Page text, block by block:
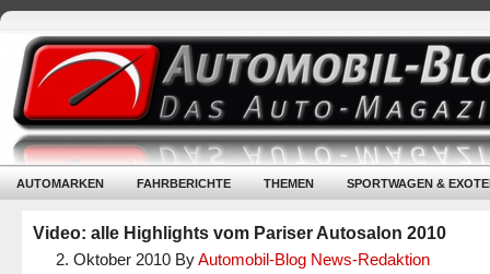
AUTOMARKEN FAHRBERICHTE THEMEN SPORTWAGEN &
Video: alle Highlights vom Pariser Autosalon 2010
2. Oktober 2010 ByAutomobil-Blog News-Redaktion